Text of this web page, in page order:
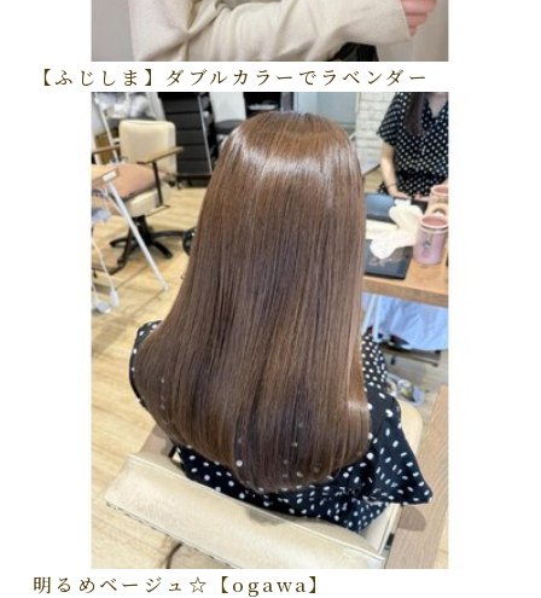
【ふじしま】ダブルカラーでラベンダー
明るめベージュ☆【ogawa】